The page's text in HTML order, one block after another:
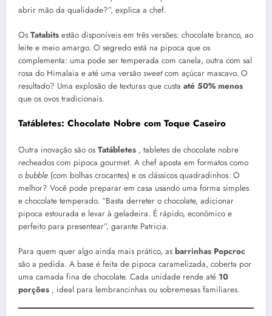
abrir mão da qualidade?”, explica a chef.
Os Tatabits estão disponíveis em três versões: chocolate branco, ao
leite e meio amargo. O segredo está na pipoca que os
complementa: uma pode ser temperada com canela, outra com sal
rosa do Himalaia e até uma versão sweetcom açúcar mascavo. O
resultado? Uma explosão de texturas que custa até 50% menos
que os ovos tradicionais.
Tatábletes: Chocolate Nobre com Toque Caseiro
Outra inovação são os Tatábletes , tabletes de chocolate nobre
recheados com pipoca gourmet. A chef aposta em formatos como
o bubble (com bolhas crocantes) e os clássicos quadradinhos. O
melhor? Você pode preparar em casa usando uma forma simples
e chocolate temperado. “Basta derreter o chocolate, adicionar
pipoca estourada e levar à geladeira. É rápido, econômico e
perfeito para presentear”, garante Patricia.
Para quem quer algo ainda mais prático, as barrinhas Popcroc
são a pedida. A base é feita de pipoca caramelizada, coberta por
uma camada fina de chocolate. Cada unidade rende até 10
porções , ideal para lembrancinhas ou sobremesas familiares.